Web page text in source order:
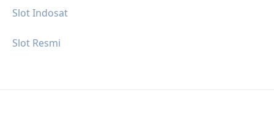
Slot Indosat
Slot Resmi